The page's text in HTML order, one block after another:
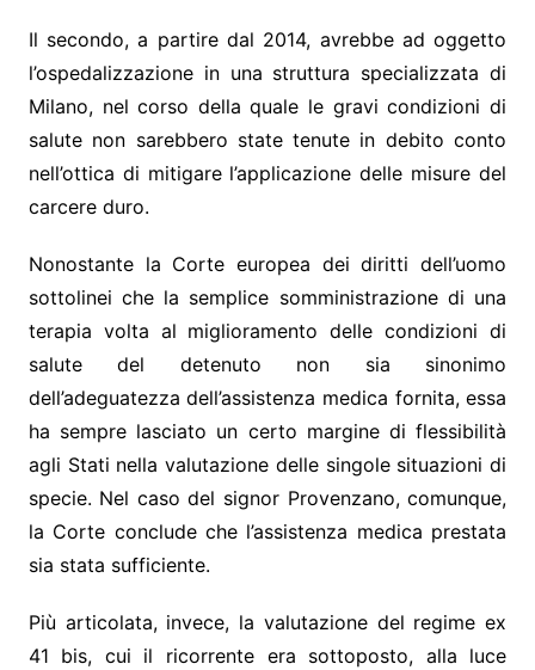
Il secondo, a partire dal 2014, avrebbe ad oggetto
l’ospedalizzazione in una struttura specializzata di
Milano, nel corso della quale le gravi condizioni di
salute non sarebbero state tenute in debito conto
nell’ottica di mitigare l’applicazione delle misure del
carcere duro.
Nonostante la Corte europea dei diritti dell’uomo
sottolinei che la semplice somministrazione di una
terapia volta al miglioramento delle condizioni di
salute del detenuto non sia sinonimo
dell’adeguatezza dell’assistenza medica fornita, essa
ha sempre lasciato un certo margine di flessibilità
agli Stati nella valutazione delle singole situazioni di
specie. Nel caso del signor Provenzano, comunque,
la Corte conclude che l’assistenza medica prestata
sia stata sufficiente.
Più articolata, invece, la valutazione del regime ex
41 bis, cui il ricorrente era sottoposto, alla luce